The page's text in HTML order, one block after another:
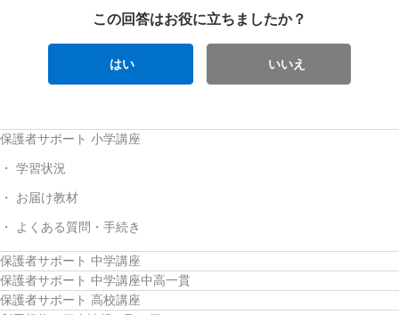
この回答はお役に立ちましたか？
はい いいえ
保護者サポート 小学講座
学習状況
お届け教材
よくある質問・手続き
保護者サポート 中学講座
保護者サポート 中学講座中高一貫
保護者サポート 高校講座